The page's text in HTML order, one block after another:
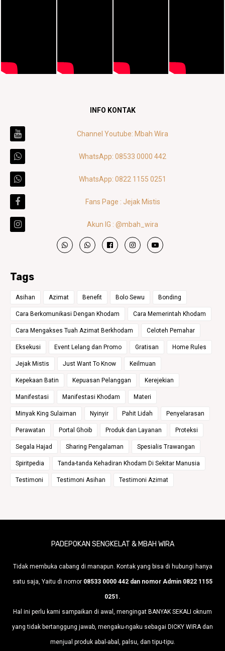
INFO KONTAK
Channel Youtube: Mbah Wira
WhatsApp: 08533 0000 442
WhatsApp: 0822 1155 0251
Fans Page : Jejak Mistis
Akun IG : @mbah_wira
Tags
Asihan Azimat Benefit Bolo Sewu Bonding
Cara Berkomunikasi Dengan Khodam Cara Memerintah Khodam
Cara Mengakses Tuah Azimat Berkhodam Celoteh Pemahar
Eksekusi Event Lelang dan Promo Gratisan Home Rules
Jejak Mistis Just Want To Know Keilmuan
Kepekaan Batin Kepuasan Pelanggan Kerejekian
Manifestasi Manifestasi Khodam Materi
Minyak King Sulaiman Nyinyir Pahit Lidah Penyelarasan
Perawatan Portal Ghoib Produk dan Layanan Proteksi
Segala Hajad Sharing Pengalaman Spesialis Trawangan
Spiritpedia Tanda-tanda Kehadiran Khodam Di Sekitar Manusia
Testimoni Testimoni Asihan Testimoni Azimat
PADEPOKAN SENGKELAT & MBAH WIRA
Tidak membuka cabang di manapun. Kontak yang bisa di hubungi hanya
satu saja, Yaitu di nomor 08533 0000 442 dan nomor Admin 0822 1155
0251.
Hal ini perlu kami sampaikan di awal, mengingat BANYAK SEKALI oknum
yang tidak bertanggung jawab, mengaku-ngaku sebagai DICKY WIRA dan
menjual produk abal-abal, palsu, dan tipu-tipu.